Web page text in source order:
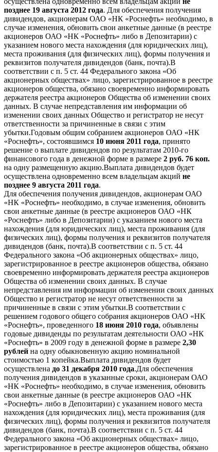
позднее 19 августа 2012 года. Для обеспечения получения
дивидендов, акционерам ОАО «НК «Роснефть» необходимо, в
случае изменения, обновить свои анкетные данные (в реестре
акционеров ОАО «НК «Роснефть» либо в Депозитарии) с
указанием нового места нахождения (для юридических лиц),
места проживания (для физических лиц), формы получения и
реквизитов получателя дивидендов (банк, почта).В
соответствии с п. 5 ст. 44 Федерального закона «Об
акционерных обществах» лицо, зарегистрированное в реестре
акционеров общества, обязано своевременно информировать
держателя реестра акционеров Общества об изменении своих
данных. В случае непредставления им информации об
изменении своих данных Общество и регистратор не несут
ответственности за причиненные в связи с этим
убытки.Годовым общим собранием акционеров ОАО «НК
«Роснефть», состоявшимся 10 июня 2011 года, принято
решение о выплате дивидендов по результатам 2010-го
финансового года в денежной форме в размере 2 руб. 76 коп.
на одну размещенную акцию.Выплата дивидендов будет
осуществлена одновременно всем владельцам акций не
позднее 9 августа 2011 года.
Для обеспечения получения дивидендов, акционерам ОАО
«НК «Роснефть» необходимо, в случае изменения, обновить
свои анкетные данные (в реестре акционеров ОАО «НК
«Роснефть» либо в Депозитарии) с указанием нового места
нахождения (для юридических лиц), места проживания (для
физических лиц), формы получения и реквизитов получателя
дивидендов (банк, почта).В соответствии с п. 5 ст. 44
Федерального закона «Об акционерных обществах» лицо,
зарегистрированное в реестре акционеров общества, обязано
своевременно информировать держателя реестра акционеров
Общества об изменении своих данных. В случае
непредставления им информации об изменении своих данных
Общество и регистратор не несут ответственности за
причиненные в связи с этим убытки.В соответствии с
решением годового общего собрания акционеров ОАО «НК
«Роснефть», проведенного 18 июня 2010 года, объявлены
годовые дивиденды по результатам деятельности ОАО «НК
«Роснефть» в 2009 году в денежной форме в размере 2,30
рублей на одну обыкновенную акцию номинальной
стоимостью 1 копейка.Выплата дивидендов будет
осуществлена до 31 декабря 2010 года.Для обеспечения
получения дивидендов в указанные сроки, акционерам ОАО
«НК «Роснефть» необходимо, в случае изменения, обновить
свои анкетные данные (в реестре акционеров ОАО «НК
«Роснефть» либо в Депозитарии) с указанием нового места
нахождения (для юридических лиц), места проживания (для
физических лиц), формы получения и реквизитов получателя
дивидендов (банк, почта).В соответствии с п. 5 ст. 44
Федерального закона «Об акционерных обществах» лицо,
зарегистрированное в реестре акционеров общества, обязано